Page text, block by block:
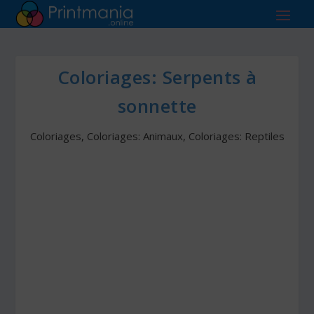
Coloriages: Serpents à
sonnette
Coloriages, Coloriages: Animaux, Coloriages: Reptiles